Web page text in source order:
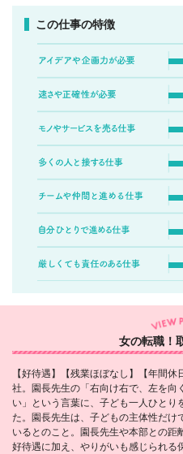
この仕事の特徴
女の転職！
【好待遇】【残業ほぼなし】【年間
社。園長先生の「右向け右で、左を向
い」という言葉に、子ども一人ひとり
た。園長先生は、子どもの主体性だけ
いるとのこと。園長先生や本部との距
好待遇に加え、やりがいも感じられる